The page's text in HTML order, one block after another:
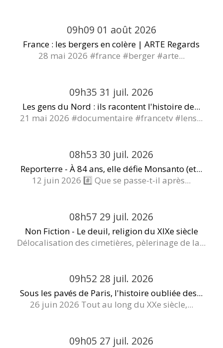
09h09 01 août 2026
France : les bergers en colère | ARTE Regards
28 mai 2026 #france #berger #arte...
09h35 31 juil. 2026
Les gens du Nord : ils racontent l'histoire de...
21 mai 2026 #documentaire #francetv #lens...
08h53 30 juil. 2026
Reporterre - À 84 ans, elle défie Monsanto (et...
12 juin 2026 #️⃣ Que se passe-t-il après...
08h57 29 juil. 2026
Non Fiction - Le deuil, religion du XIXe siècle
Délocalisation des cimetières, pèlerinage de la...
09h52 28 juil. 2026
Sous les pavés de Paris, l'histoire oubliée des...
26 juin 2026 Tout au long du XXe siècle,...
09h05 27 juil. 2026